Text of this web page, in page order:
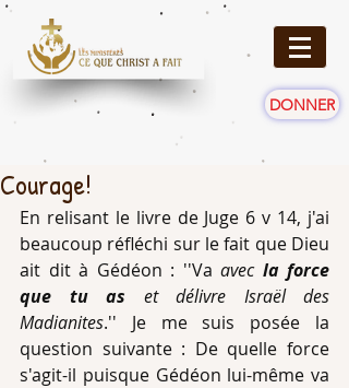
DONNER
Courage!
En relisant le livre de Juge 6 v 14, j'ai
beaucoup réfléchi sur le fait que Dieu
ait dit à Gédéon : ''Va avec la force
que tu as et délivre Israël des
Madianites.'' Je me suis posée la
question suivante : De quelle force
s'agit-il puisque Gédéon lui-même va